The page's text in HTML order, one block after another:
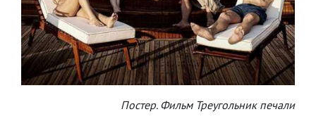
Постер. Фильм Треугольник печали